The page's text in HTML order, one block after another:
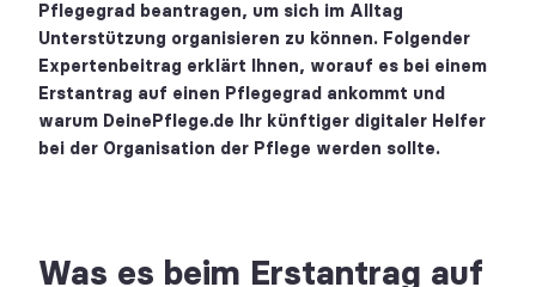
Pflegegrad beantragen, um sich im Alltag
Unterstützung organisieren zu können. Folgender
Expertenbeitrag erklärt Ihnen, worauf es bei einem
Erstantrag auf einen Pflegegrad ankommt und
warum DeinePflege.de Ihr künftiger digitaler Helfer
bei der Organisation der Pflege werden sollte.
Was es beim Erstantrag auf